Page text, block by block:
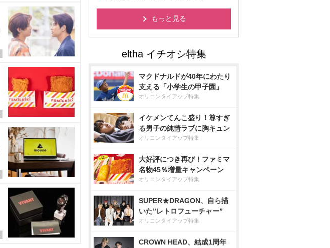
もっと見る
マクドナルドが40年にわたり
支える「小学生の甲子園」
オリコンタイアップ特集
イケメンてんこ盛り！尊すぎ
る男子の純情ラブに胸キュン
オリコンタイアップ特集
大好評につき再び！ファミマ
名物45％増量キャンペーン
オリコンタイアップ特集
SUPER★DRAGON、自ら描
いた”レトロフューチャー”
オリコンタイアップ特集
CROWN HEAD、結成1周年